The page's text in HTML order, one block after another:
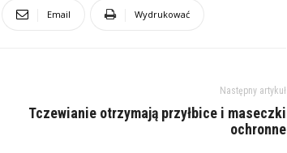
Email Wydrukować
Następny artykuł
Tczewianie otrzymają przyłbice i maseczki
ochronne